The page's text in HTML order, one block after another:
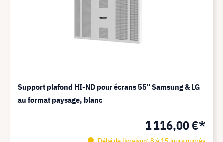
Support plafond HI-ND pour écrans 55" Samsung & LG
au format paysage, blanc
1 116,00 €*